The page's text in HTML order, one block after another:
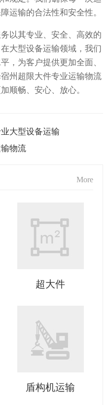
运输的合法性和安全性。
以其专业、安全、高效的
大型设备运输领域，我们
，为客户提供更加全面、
州超限大件专业运输物流
顺畅、安心、放心。
大型设备运输
物流
More
超大件
盾构机运输